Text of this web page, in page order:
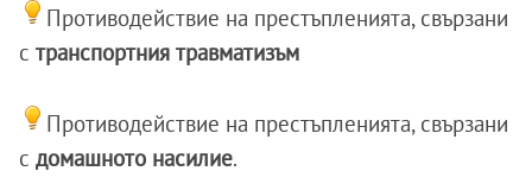
Противодействие на престъпленията, свързани
с транспортния травматизъм
Противодействие на престъпленията, свързани
с домашното насилие.